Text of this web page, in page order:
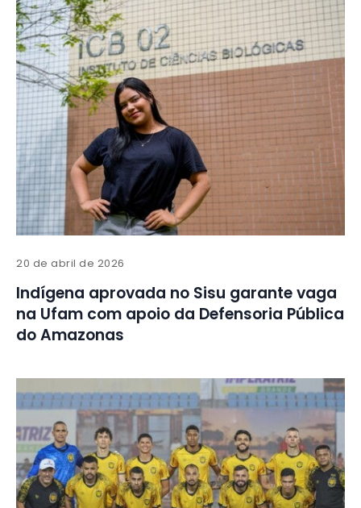
20 de abril de 2026
Indígena aprovada no Sisu garante vaga
na Ufam com apoio da Defensoria Pública
do Amazonas